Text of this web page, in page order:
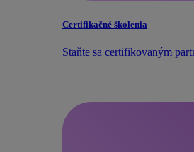
Certifikačné školenia
Staňte sa certifikovaným